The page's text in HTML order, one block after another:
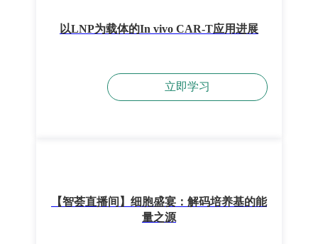
以LNP为载体的In vivo CAR-T应用进展
立即学习
【智荟直播间】细胞盛宴：解码培养基的能
量之源